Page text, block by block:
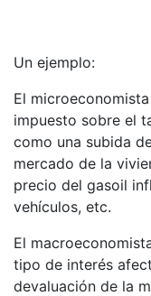
Un ejemplo:
El
impuesto sobre el
como una subida
mercado de la
precio del gasoil
vehículos, etc.
El
tipo de interés
devaluación de la